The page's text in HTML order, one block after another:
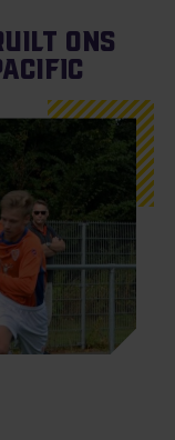
ONS